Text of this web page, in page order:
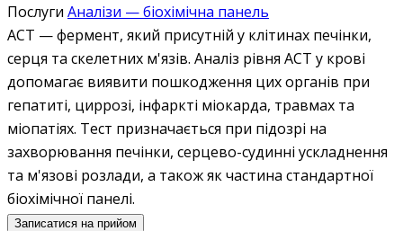
Послуги Аналізи — біохімічна панель
АСТ — фермент, який присутній у клітинах печінки,
серця та скелетних м'язів. Аналіз рівня АСТ у крові
допомагає виявити пошкодження цих органів при
гепатиті, циррозі, інфаркті міокарда, травмах та
міопатіях. Тест призначається при підозрі на
захворювання печінки, серцево-судинні ускладнення
та м'язові розлади, а також як частина стандартної
біохімічної панелі.
Записатися на прийом